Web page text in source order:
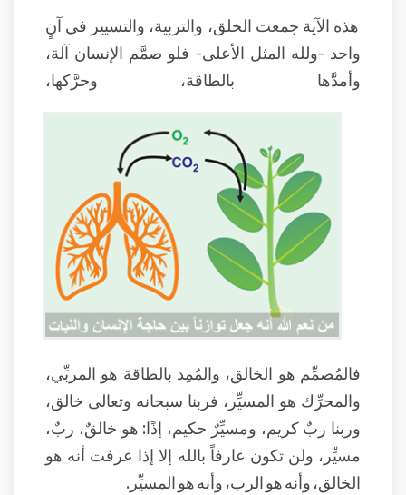
هذه الآية جمعت الخلق، والتربية، والتسيير في آنٍ
واحد -ولله المثل الأعلى- فلو صمَّم الإنسان آلة،
وأمدَّها بالطاقة، وحرَّكها،
فالمُصمِّم هو الخالق، والمُمِد بالطاقة هو المربِّي،
والمحرِّك هو المسيِّر، فربنا سبحانه وتعالى خالق،
وربنا ربٌ كريم، ومسيِّرٌ حكيم، إذًا: هو خالقٌ، ربٌ،
مسيِّر، ولن تكون عارفاً بالله إلا إذا عرفت أنه هو
الخالق، وأنه هو الرب، وأنه هو المسيِّر.